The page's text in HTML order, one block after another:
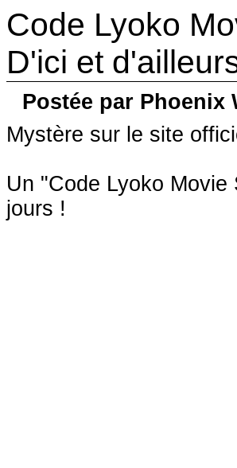
Code Lyoko
D'ici et
Postée par Phoenix
Mystère sur le site
Un "Code Lyoko
jours !